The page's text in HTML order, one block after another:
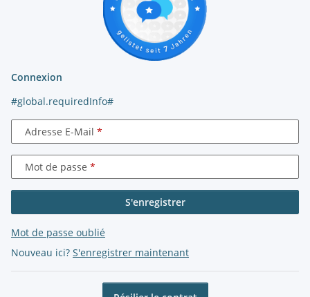
Connexion
#global.requiredInfo#
Adresse E-Mail
Mot de passe
S'enregistrer
Mot de passe oublié
Nouveau ici? S'enregistrer maintenant